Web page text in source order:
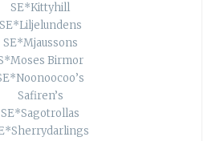
SE*Kittyhill
SE*Liljelundens
SE*Mjaussons
Birmor
Safiren’s
SE*Sagotrollas